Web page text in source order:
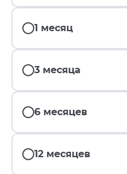
1 месяц
3 месяца
6 месяцев
12 месяцев